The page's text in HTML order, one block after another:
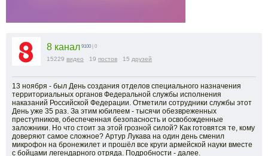
8 канал 9100 | 0
15229 видео 19 постов 15 друзей
13 ноября - был День создания отделов специального назначения
территориальных органов Федеральной службы исполнения
наказаний Российской Федерации. Отметили сотрудники службы этот
День уже 35 раз. За этим юбилеем - тысячи обезвреженных
преступников, обеспеченная безопасность и освобожденные
заложники. Но что стоит за этой грозной силой? Как готовятся те, кому
доверяют самое сложное? Артур Лукава на один день сменил
микрофон на бронежилет и прошёл все круги армейской науки вместе
с бойцами легендарного отряда. Подробности - далее.